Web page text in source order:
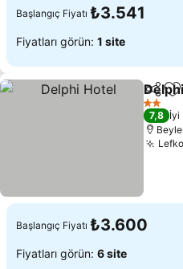
Başlangıç Fiyatı ₺3.541
Fiyatları görün: 1 site
Paylaş
2 Yıldız
7,8 İyi
Başlangıç Fiyatı ₺3.600
Fiyatları görün: 6 site